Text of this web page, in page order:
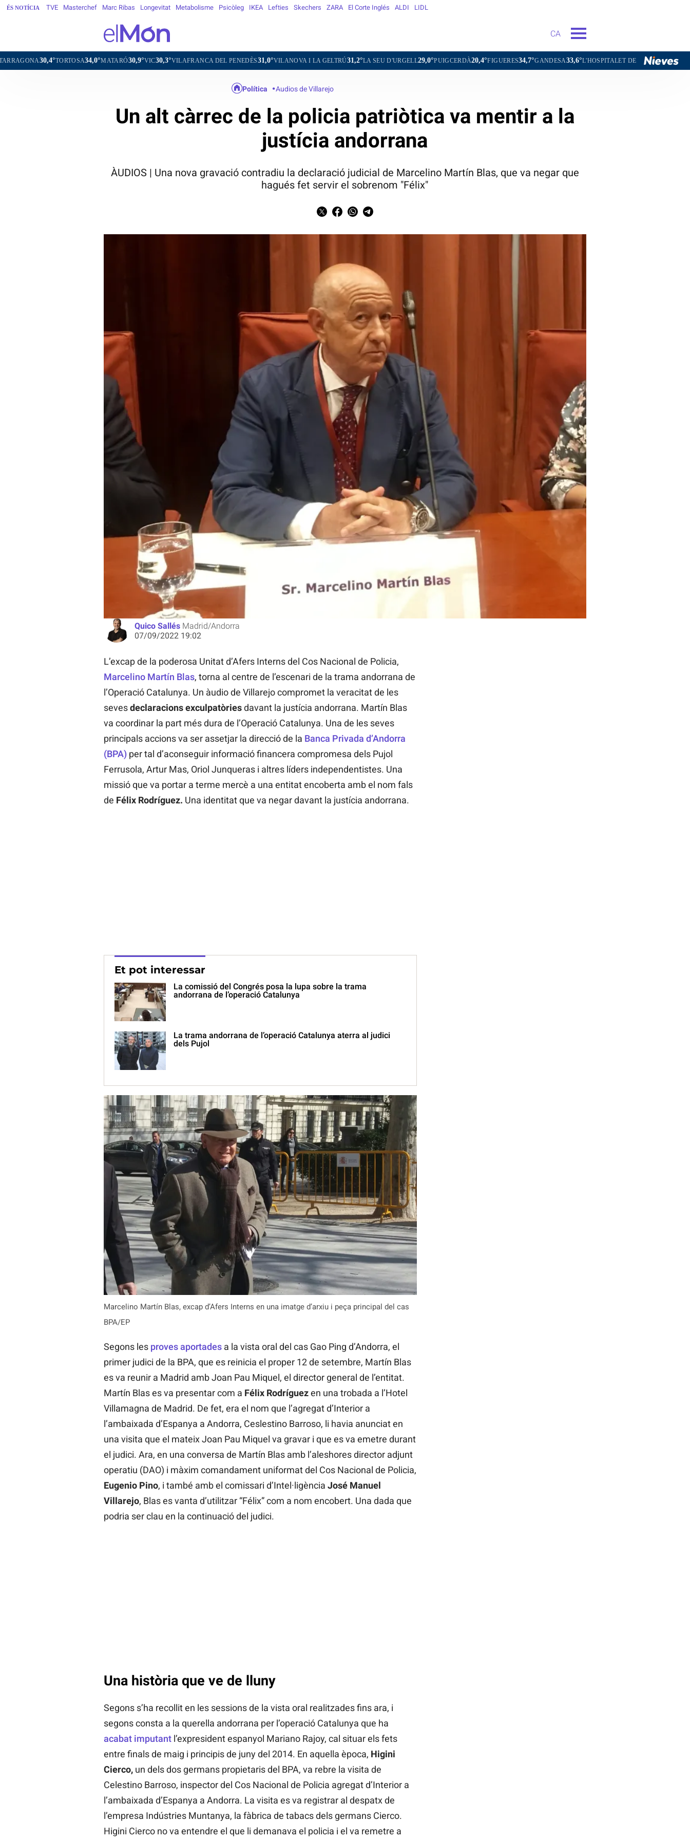
ÉS NOTÍCIA TVE Masterchef Marc Ribas Longevitat Metabolisme Psicòleg IKEA Lefties Skechers ZARA El Corte Inglés ALDI LIDL
CA
TORTOSA34,0°MATARÓ30,9°VIC30,3°VILAFRANCA DEL PENEDÈS31,0°VILANOVA I LA GELTRÚ31,2° LA SEU D'URGELL29,0°PUIGCERDÀ20,4°FIGUERES34,7°GANDESA33,6°L'HOSPITALET DE LLOBREGAT31,5° SANT CARLES
El exjefe de la Unidad de Asuntos Internos de la Policía Nacional Marcelino Martín Blas Exjefe de Unidad de Asuntos Internos de
Policía Nacional Marcelino Martín Blas (Foto de ARCHIVO) 11/7/2017
Política Audios de Villarejo
Un alt càrrec de la policia patriòtica va mentir a la
justícia andorrana
ÀUDIOS | Una nova gravació contradiu la declaració judicial de Marcelino Martín Blas, que va negar que
hagués fet servir el sobrenom "Félix"
Quico Sallés Madrid/Andorra
07/09/2022 19:02
L’excap de la poderosa Unitat d’Afers Interns del Cos Nacional de Policia,
Marcelino Martín Blas, torna al centre de l’escenari de la trama andorrana de
l’Operació Catalunya. Un àudio de Villarejo compromet la veracitat de les
sevesdeclaracions exculpatòriesdavant la justícia andorrana. Martín Blas
va coordinar la part més dura de l’Operació Catalunya. Una de les seves
principals accions va ser assetjar la direcció de la Banca Privada d’Andorra
(BPA)per tal d’aconseguir informació financera compromesa dels Pujol
Ferrusola, Artur Mas, Oriol Junqueras i altres líders independentistes. Una
missió que va portar a terme mercè a una entitat encoberta amb el nom fals
de Félix Rodríguez. Una identitat que va negar davant la justícia andorrana.
Et pot interessar
La comissió del Congrés posa la lupa sobre la trama
andorrana de l’operació Catalunya
La trama andorrana de l’operació Catalunya aterra al judici
dels Pujol
Marcelino Martín Blas, excap d’Afers Interns en una imatge d’arxiu i peça principal del cas
BPA/EP
Segons les proves aportadesa la vista oral del cas Gao Ping d’Andorra, el
primer judici de la BPA, que es reinicia el proper 12 de setembre, Martín Blas
es va reunir a Madrid amb Joan Pau Miquel, el director general de l’entitat.
Martín Blas es va presentar com a Félix Rodríguezen una trobada a l’Hotel
Villamagna de Madrid. De fet, era el nom que l’agregat d’Interior a
l’ambaixada d’Espanya a Andorra, Ceslestino Barroso, li havia anunciat en
una visita que el mateix Joan Pau Miquel va gravar i que es va emetre durant
el judici. Ara, en una conversa de Martín Blas amb l’aleshores director adjunt
operatiu (DAO) i màxim comandament uniformat del Cos Nacional de Policia,
Eugenio Pino, i també amb el comissari d’Intel·ligència José Manuel
Villarejo, Blas es vanta d’utilitzar “Félix” com a nom encobert. Una dada que
podria ser clau en la continuació del judici.
Una història que ve de lluny
Segons s’ha recollit en les sessions de la vista oral realitzades fins ara, i
segons consta a la querella andorrana per l’operació Catalunya que ha
acabat imputantl’expresident espanyol Mariano Rajoy, cal situar els fets
entre finals de maig i principis de juny del 2014. En aquella època, Higini
Cierco,un dels dos germans propietaris del BPA, va rebre la visita de
Celestino Barroso, inspector del Cos Nacional de Policia agregat d’Interior a
l’ambaixada d’Espanya a Andorra. La visita es va registrar al despatx de
l’empresa Indústries Muntanya, la fàbrica de tabacs dels germans Cierco.
Higini Cierco no va entendre el que li demanava el policia i el va remetre a